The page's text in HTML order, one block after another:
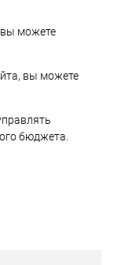
вы можете
вы можете
бюджета.